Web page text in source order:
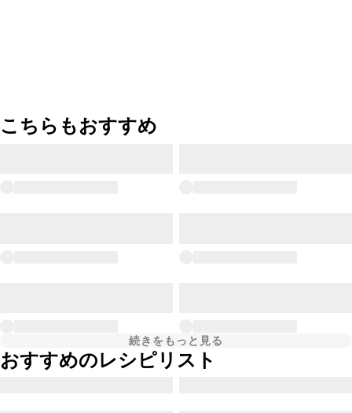
こちらもおすすめ
続きをもっと見る
おすすめのレシピリスト